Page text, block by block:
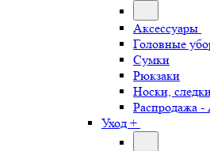
Аксессуары
Головные
Сумки
Рюкзаки
Носки,
Распродажа -
Уход +